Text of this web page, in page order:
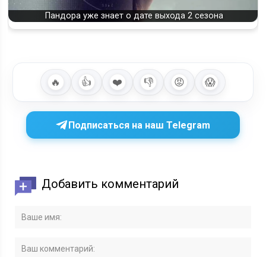
Пандора уже знает о дате выхода 2 сезона
🔥 👍 ❤️ 👎 😡 😱
Подписаться на наш Telegram
Добавить комментарий